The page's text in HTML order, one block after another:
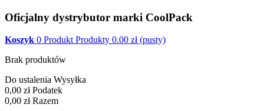
Oficjalny dystrybutor marki CoolPack
Koszyk 0 Produkt Produkty 0.00 zł (pusty)
Brak produktów
Do ustalenia Wysyłka
0,00 zł Podatek
0,00 zł Razem